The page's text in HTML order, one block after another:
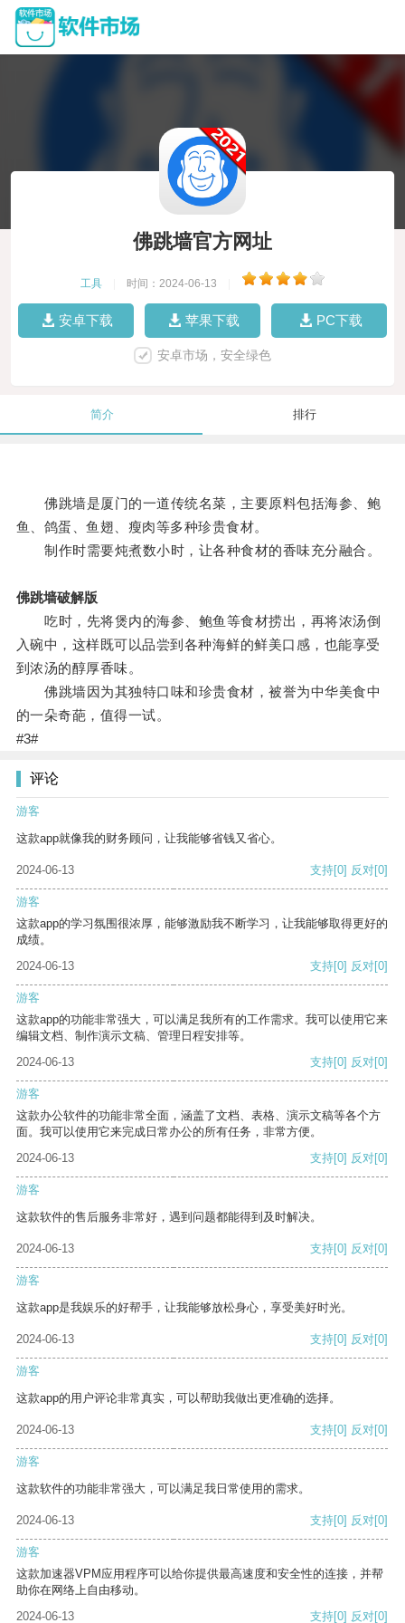
佛跳墙官方网址
工具 时间：2024-06-13
安卓下载 苹果下载 PC下载
安卓市场，安全绿色
简介 排行
佛跳墙是厦门的一道传统名菜，主要原料包括海参、鲍
鱼、鸽蛋、鱼翅、瘦肉等多种珍贵食材。
制作时需要炖煮数小时，让各种食材的香味充分融合。
佛跳墙破解版
吃时，先将煲内的海参、鲍鱼等食材捞出，再将浓汤倒
入碗中，这样既可以品尝到各种海鲜的鲜美口感，也能享受
到浓汤的醇厚香味。
佛跳墙因为其独特口味和珍贵食材，被誉为中华美食中
的一朵奇葩，值得一试。
#3#
评论
游客
这款app就像我的财务顾问，让我能够省钱又省心。
2024-06-13 支持[0] 反对[0]
游客
这款app的学习氛围很浓厚，能够激励我不断学习，让我能够取得更好的
成绩。
2024-06-13
支持[0] 反对[0]
游客
这款app的功能非常强大，可以满足我所有的工作需求。我可以使用它来
编辑文档、制作演示文稿、管理日程安排等。
2024-06-13
支持[0] 反对[0]
游客
这款办公软件的功能非常全面，涵盖了文档、表格、演示文稿等各个方
面。我可以使用它来完成日常办公的所有任务，非常方便。
2024-06-13
支持[0] 反对[0]
游客
这款软件的售后服务非常好，遇到问题都能得到及时解决。
2024-06-13 支持[0] 反对[0]
游客
这款app是我娱乐的好帮手，让我能够放松身心，享受美好时光。
2024-06-13 支持[0] 反对[0]
游客
这款app的用户评论非常真实，可以帮助我做出更准确的选择。
2024-06-13 支持[0] 反对[0]
游客
这款软件的功能非常强大，可以满足我日常使用的需求。
2024-06-13 支持[0] 反对[0]
游客
这款加速器VPM应用程序可以给你提供最高速度和安全性的连接，并帮
助你在网络上自由移动。
2024-06-13
支持[0] 反对[0]